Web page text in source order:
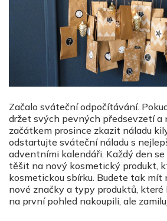
Začalo sváteční odpočítávání.
držet svých pevných předsevzetí a
začátkem prosince zkazit náladu
odstartujte sváteční náladu s
adventními kalendáři. Každý den
těšit na nový kosmetický produkt,
kosmetickou sbírku. Budete tak mít
nové značky a typy produktů,
na první pohled nakoupili, ale